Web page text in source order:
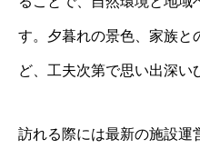
す。夕暮れの景色、家族と
ど、工夫次第で思い出深い
訪れる際には最新の施設運